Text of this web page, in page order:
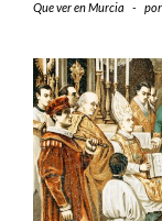
Que ver en Murcia - por